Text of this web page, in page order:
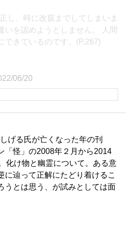
し、時に改竄までしてしまいま
いを認めようとしません。 人間
できているのです。(P.267)
06/20
げる氏が亡くなった年の刊
「怪」の2008年２月から2014
化け物と幽霊について。ある意
に辿って正解にたどり着けるこ
うとは思う、が試みとしては面